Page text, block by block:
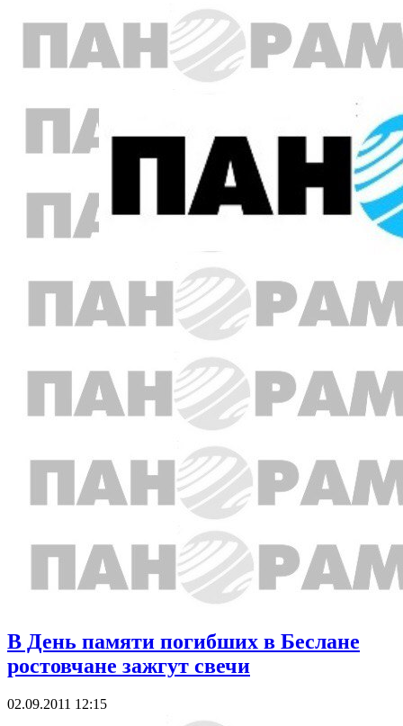
В День памяти погибших в Беслане
ростовчане зажгут свечи
02.09.2011 12:15